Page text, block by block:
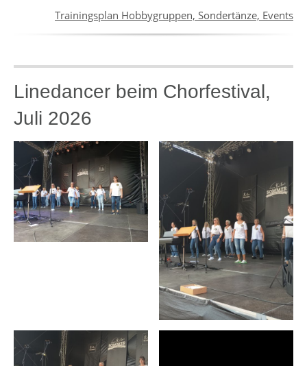
Trainingsplan Hobbygruppen, Sondertänze, Events
Linedancer beim Chorfestival,
Juli 2026